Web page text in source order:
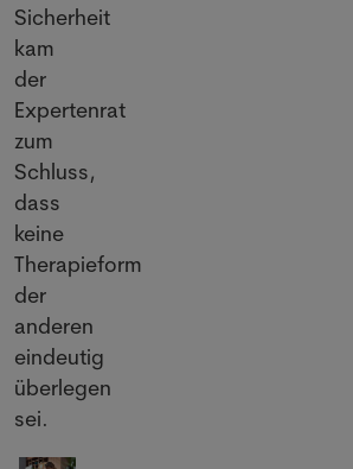
Sicherheit
kam
der
Expertenrat
zum
Schluss,
dass
keine
Therapieform
der
anderen
eindeutig
überlegen
sei.